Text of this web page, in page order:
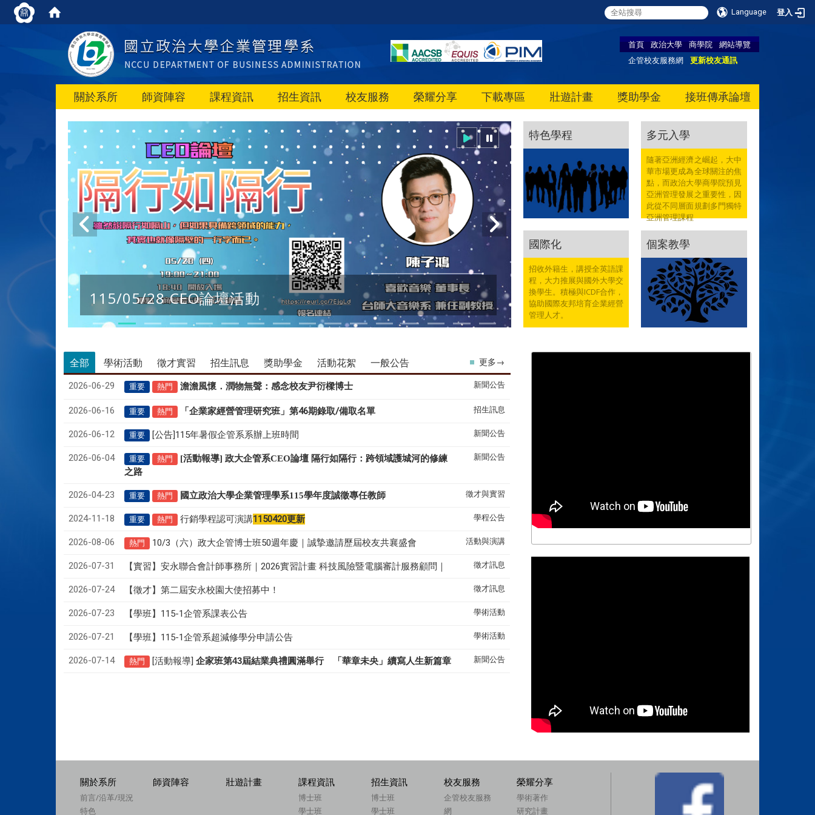
Language 登入
首頁 政治大學 商學院
網站導覽
企管校友服務網
更新校友通訊
關於系所 師資陣容 課程資訊 招生資訊 校友服務 榮耀分享 下載專區 壯遊計畫 獎助學金 接班傳承論壇
115/05/28 CEO論壇活動
特色學程 多元入學
隨著亞洲經濟之崛起，大中
華市場更成為全球關注的焦
點，而政治大學商學院預見
亞洲管理發展之重要性，因
此從不同層面規劃多門獨特
亞洲管理課程
國際化
招收外籍生，講授全英語課
程，大力推展與國外大學交
換學生。積極與ICDF合作，
協助國際友邦培育企業經營
管理人才。
個案教學
全部 學術活動 徵才實習 招生訊息 獎助學金 活動花絮 一般公告
2026-06-29 重要 熱門 澹澹風懷．潤物無聲： 感念校友尹衍樑博士 新聞公告
2026-06-16 重要 熱門 「企業家經營管理研究班」第46期錄取/備取名單 招生訊息
2026-06-12 重要 [公告]115年暑假企管系系辦上班時間 新聞公告
2026-06-04 重要 熱門
[活動報導] 政大企管系CEO論壇 隔行如隔行：跨領域護城河的修練
之路
新聞公告
2026-04-23 重要 熱門 國立政治大學企業管理學系115學年度誠徵專任教師 徵才與實習
2024-11-18 重要 熱門 行銷學程認可演講1150420更新 學程公告
2026-08-06 熱門 10/3（六）政大企管博士班50週年慶｜誠摯邀請歷屆校友共襄盛會 活動與演講
2026-07-31 【實習】安永聯合會計師事務所｜2026實習計畫 科技風險暨電腦審計服務顧問｜ 徵才訊息
2026-07-24 【徵才】第二屆安永校園大使招募中！ 徵才訊息
2026-07-23 【學班】115-1企管系課表公告 學術活動
2026-07-21 【學班】115-1企管系超減修學分申請公告 學術活動
2026-07-14 熱門 [活動報導]企家班第43屆結業典禮圓滿舉行 「華章未央」續寫人生新篇章 新聞公告
更多→
關於系所
前言/沿革/現況
特色
師資陣容 壯遊計畫 課程資訊
博士班
學士班
招生資訊
博士班
學士班
校友服務
企管校友服務
網
榮耀分享
學術著作
研究計畫